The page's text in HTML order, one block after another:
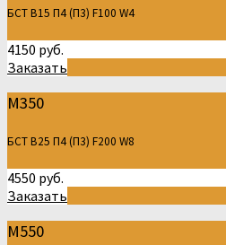
БСТ В15 П4 (П3) F100 W4
4150 руб.
Заказать
М350
БСТ В25 П4 (П3) F200 W8
4550 руб.
Заказать
М550